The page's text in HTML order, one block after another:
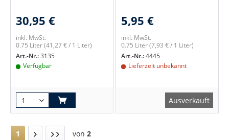
30,95 €
inkl. MwSt.
0.75 Liter(41,27 € / 1 Liter)
Art.-Nr.:3135
Verfügbar
5,95 €
inkl. MwSt.
0.75 Liter(7,93 € / 1 Liter)
Art.-Nr.:4445
Lieferzeit unbekannt
Ausverkauft
1 von 2